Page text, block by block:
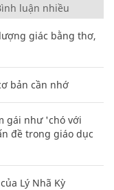
luận nhiều
giác bằng thơ,
bản cần nhớ
gái như 'chó với
đề trong giáo dục
Lý Nhã Kỳ